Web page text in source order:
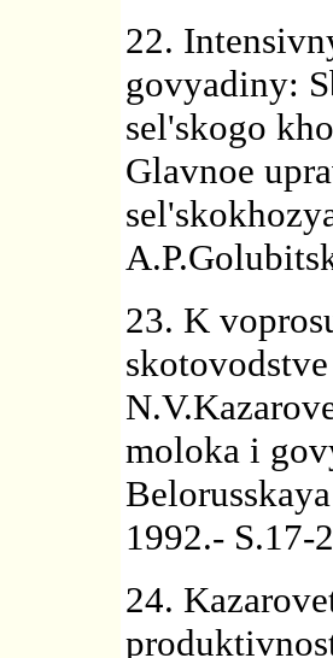
22.
govyadiny:
sel'skogo
Glavnoe
23. K
moloka i
1992.- S.17-
24.